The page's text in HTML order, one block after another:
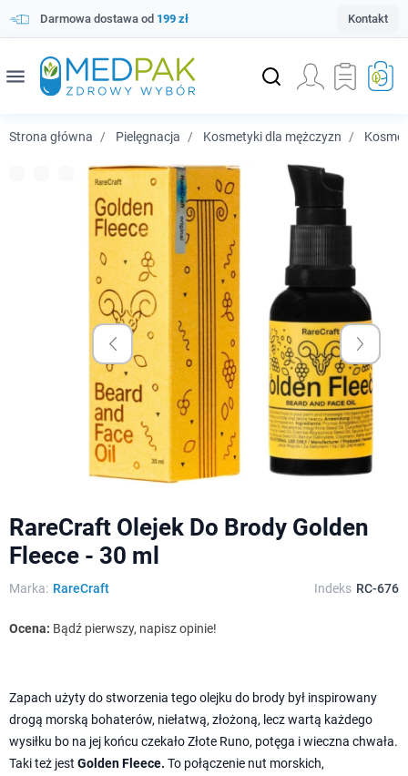
Darmowa dostawa od 199 zł Kontakt
menu
Strona główna Pielęgnacja Kosmetyki dla mężczyzn
RareCraft Olejek Do Brody Golden
Fleece - 30 ml
Marka: RareCraft Indeks RC-676
Ocena: Bądź pierwszy, napisz opinie!
Zapach użyty do stworzenia tego olejku do brody był inspirowany
drogą morską bohaterów, niełatwą, złożoną, lecz wartą każdego
wysiłku bo na jej końcu czekało Złote Runo, potęga i wieczna chwała.
Taki też jest Golden Fleece. To połączenie nut morskich,